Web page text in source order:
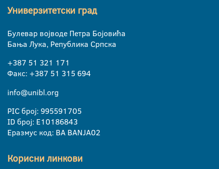
Универзитетски град
Булевар војводе Петра Бојовића
Бања Лука, Република Српска
+387 51 321 171
Факс: +387 51 315 694
info@unibl.org
PIC број: 995591705
ID број: E10186843
Еразмус код: BA BANJA02
Корисни линкови